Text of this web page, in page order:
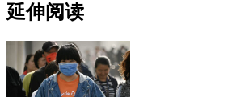
延伸阅读